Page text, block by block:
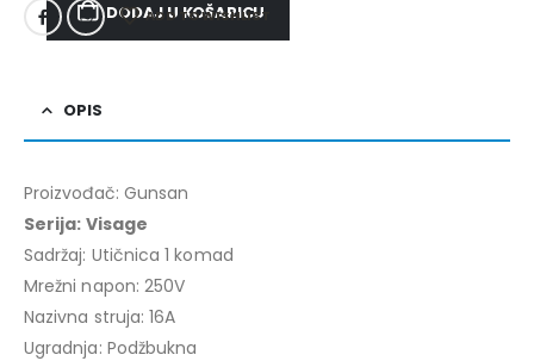
DODAJ U KOŠARICU
ADD TO WISHLIST
OPIS
Proizvođač: Gunsan
Serija: Visage
Sadržaj: Utičnica 1 komad
Mrežni napon: 250V
Nazivna struja: 16A
Ugradnja: Podžbukna